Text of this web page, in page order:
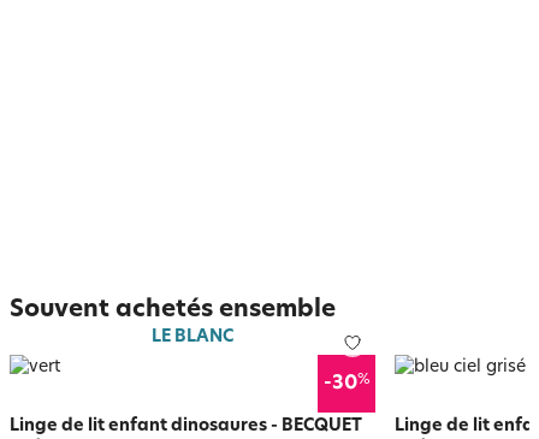
Souvent achetés ensemble
LE BLANC
-30%
Linge de lit enfant dinosaures - BECQUET Linge de lit